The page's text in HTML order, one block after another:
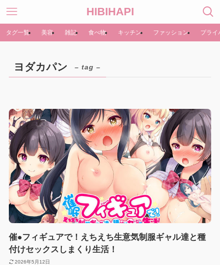
HIBIHAPI
タグ一覧 美容 雑記 食べ物 キッチン ファッション プライ
ヨダカパン – tag –
催●フィギュアで！えちえち生意気制服ギャル達と種
付けセックスしまくり生活！
2026年5月12日